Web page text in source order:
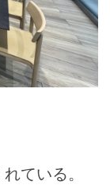
ている。